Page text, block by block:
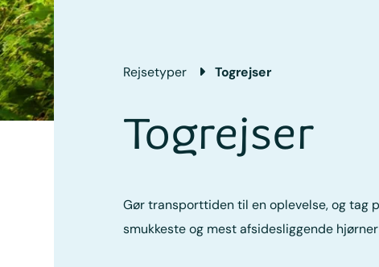
Rejsetyper Togrejser
Togrejser
Gør transporttiden til en oplevelse, og tag
smukkeste og mest afsidesliggende